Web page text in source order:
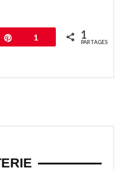
Épingle
1 1
PARTAGES